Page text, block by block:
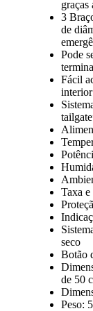
graças
3
de
Pode
Fácil
Taxa e
seco
Botão
de 50
Peso: